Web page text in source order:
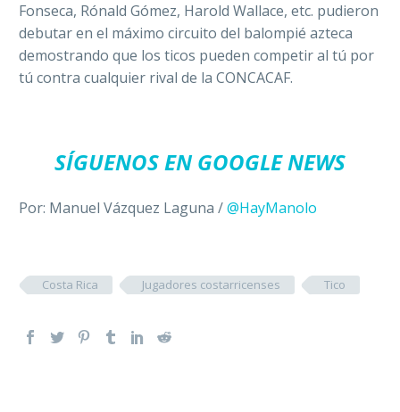
Fonseca, Rónald Gómez, Harold Wallace, etc. pudieron
debutar en el máximo circuito del balompié azteca
demostrando que los ticos pueden competir al tú por
tú contra cualquier rival de la CONCACAF.
SÍGUENOS EN GOOGLE NEWS
Por: Manuel Vázquez Laguna /@HayManolo
Costa Rica Jugadores costarricenses Tico